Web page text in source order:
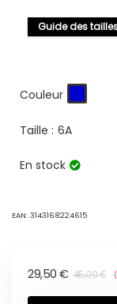
Guide des
Couleur
Taille : 6A
En stock
EAN: 3143168224615
45,00€
29,50 €